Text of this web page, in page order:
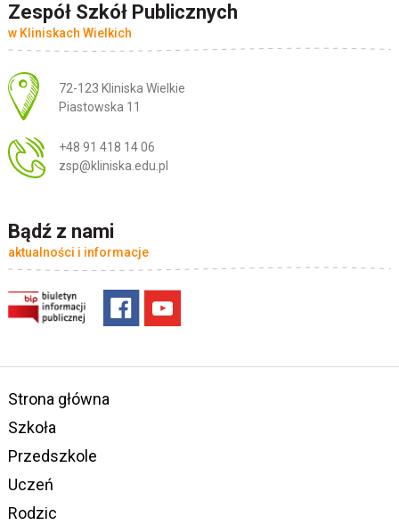
Zespół Szkół Publicznych
w Kliniskach Wielkich
Adres pocztowy:
72-123 Kliniska Wielkie
Piastowska 11
+48 91 418 14 06
zsp@kliniska.edu.pl
Bądź z nami
aktualności i informacje
Strona główna
Szkoła
Przedszkole
Uczeń
Rodzic